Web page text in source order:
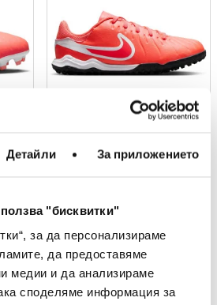
Детайли За приложението
"бисквитки"
за да персонализираме
да предоставяме
медии и да анализираме
споделяме информация за
NIKE
Текуща цена:
46,52 €/90,99 лв.
66,46 €(-30% )Най-добра цена
Редовна цена:
66,46 € ( ) Редовна цена
-30%